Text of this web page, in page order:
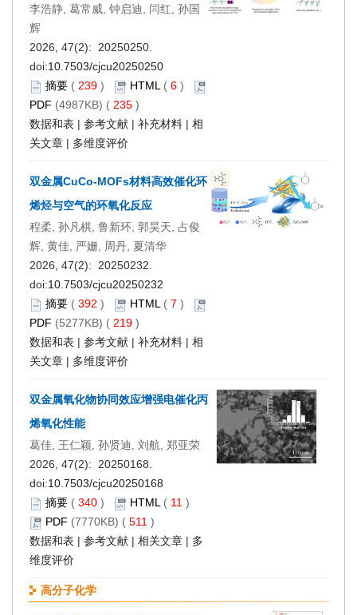
李浩静, 葛常威, 钟启迪, 闫红, 孙国
辉
2026, 47(2): 20250250.
doi:10.7503/cjcu20250250
摘要 ( 239 ) HTML( 6 )
PDF (4987KB) ( 235 )
数据和表 | 参考文献 | 补充材料 | 相
关文章 | 多维度评价
双金属CuCo-MOFs材料高效催化环
烯烃与空气的环氧化反应
程柔, 孙凡棋, 鲁新环, 郭昊天, 占俊
辉, 黄佳, 严姗, 周丹, 夏清华
2026, 47(2): 20250232.
doi:10.7503/cjcu20250232
摘要 ( 392 ) HTML( 7 )
PDF (5277KB) ( 219 )
数据和表 | 参考文献 | 补充材料 | 相
关文章 | 多维度评价
双金属氧化物协同效应增强电催化丙
烯氧化性能
葛佳, 王仁颖, 孙贤迪, 刘航, 郑亚荣
2026, 47(2): 20250168.
doi:10.7503/cjcu20250168
摘要 ( 340 ) HTML( 11 )
PDF (7770KB) ( 511 )
数据和表 | 参考文献 | 相关文章 | 多
维度评价
高分子化学